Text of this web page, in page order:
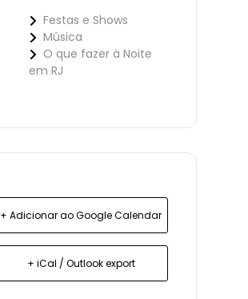
Festas e Shows
Música
O que fazer à Noite
em RJ
+ Adicionar ao Google Calendar
+ iCal / Outlook export